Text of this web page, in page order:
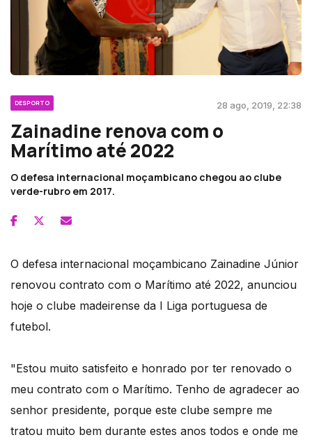
DESPORTO 28 ago, 2019, 22:38
Zainadine renova com o
Marítimo até 2022
O defesa internacional moçambicano chegou ao clube
verde-rubro em 2017.
O defesa internacional moçambicano Zainadine Júnior
renovou contrato com o Marítimo até 2022, anunciou
hoje o clube madeirense da I Liga portuguesa de
futebol.
"Estou muito satisfeito e honrado por ter renovado o
meu contrato com o Marítimo. Tenho de agradecer ao
senhor presidente, porque este clube sempre me
tratou muito bem durante estes anos todos e onde me